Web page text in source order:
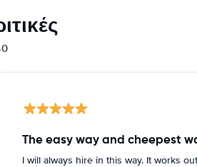
I will always hire in this way. It works